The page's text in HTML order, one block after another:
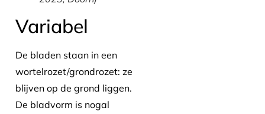
Variabel
De bladen staan in een
wortelrozet/grondrozet: ze
blijven op de grond liggen.
De bladvorm is nogal